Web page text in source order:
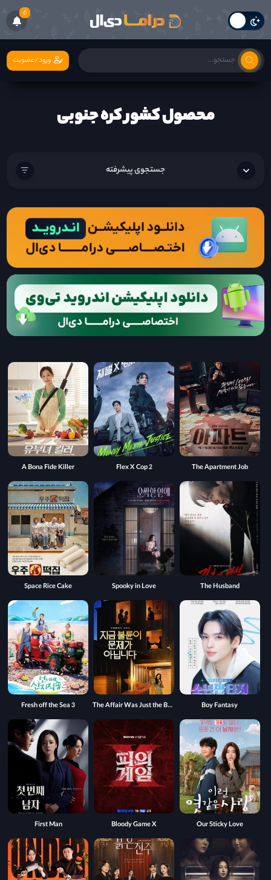
6
ورود/عضویت
محصول کشور کره جنوبی
جستجوی پیشرفته
The Apartment Job
Flex X Cop 2
A Bona Fide Killer
The Husband
Spooky in Love
Space Rice Cake
Boy Fantasy
The Affair Was Just the Beginning
Fresh off the Sea 3
Our Sticky Love
Bloody Game X
First Man